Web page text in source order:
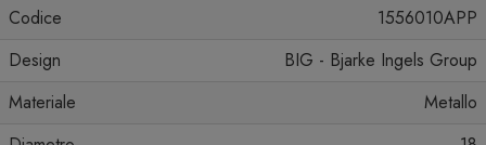
Codice
1556010APP
Design
BIG - Bjarke Ingels Group
Materiale
Metallo